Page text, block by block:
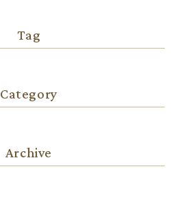
Tag
Category
Archive